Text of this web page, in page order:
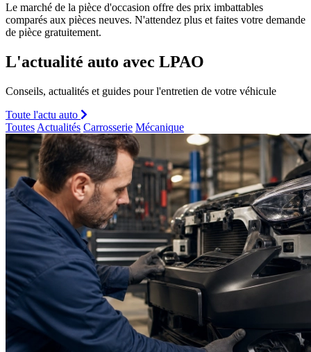
Le marché de la pièce d'occasion offre des prix imbattables
comparés aux pièces neuves. N'attendez plus et faites votre demande
de pièce gratuitement.
L'actualité auto avec LPAO
Conseils, actualités et guides pour l'entretien de votre véhicule
Toute l'actu auto
Toutes Actualités Carrosserie Mécanique